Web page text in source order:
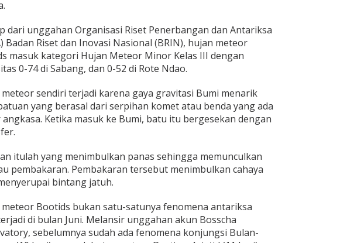
dari unggahan Organisasi Riset Penerbangan dan Antariksa
Badan Riset dan Inovasi Nasional (BRIN), hujan meteor
masuk kategori Hujan Meteor Minor Kelas III dengan
0-74 di Sabang, dan 0-52 di Rote Ndao.
sendiri terjadi karena gaya gravitasi Bumi menarik
yang berasal dari serpihan komet atau benda yang ada
Ketika masuk ke Bumi, batu itu bergesekan dengan
itulah yang menimbulkan panas sehingga memunculkan
pembakaran. Pembakaran tersebut menimbulkan cahaya
bintang jatuh.
Bootids bukan satu-satunya fenomena antariksa
di bulan Juni. Melansir unggahan akun Bosscha
sebelumnya sudah ada fenomena konjungsi Bulan-